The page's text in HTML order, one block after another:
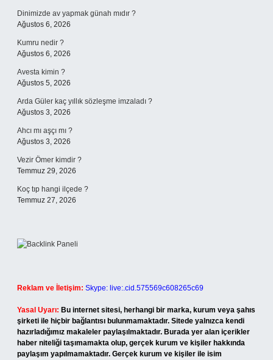
Dinimizde av yapmak günah mıdır ?
Ağustos 6, 2026
Kumru nedir ?
Ağustos 6, 2026
Avesta kimin ?
Ağustos 5, 2026
Arda Güler kaç yıllık sözleşme imzaladı ?
Ağustos 3, 2026
Ahcı mı aşçı mı ?
Ağustos 3, 2026
Vezir Ömer kimdir ?
Temmuz 29, 2026
Koç tıp hangi ilçede ?
Temmuz 27, 2026
Reklam ve İletişim: Skype: live:.cid.575569c608265c69
Yasal Uyarı: Bu internet sitesi, herhangi bir marka, kurum veya şahıs
şirketi ile hiçbir bağlantısı bulunmamaktadır. Sitede yalnızca kendi
hazırladığımız makaleler paylaşılmaktadır. Burada yer alan içerikler
haber niteliği taşımamakta olup, gerçek kurum ve kişiler hakkında
paylaşım yapılmamaktadır. Gerçek kurum ve kişiler ile isim